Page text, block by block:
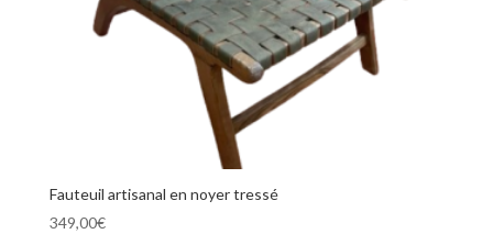
Fauteuil artisanal en noyer tressé
349,00€